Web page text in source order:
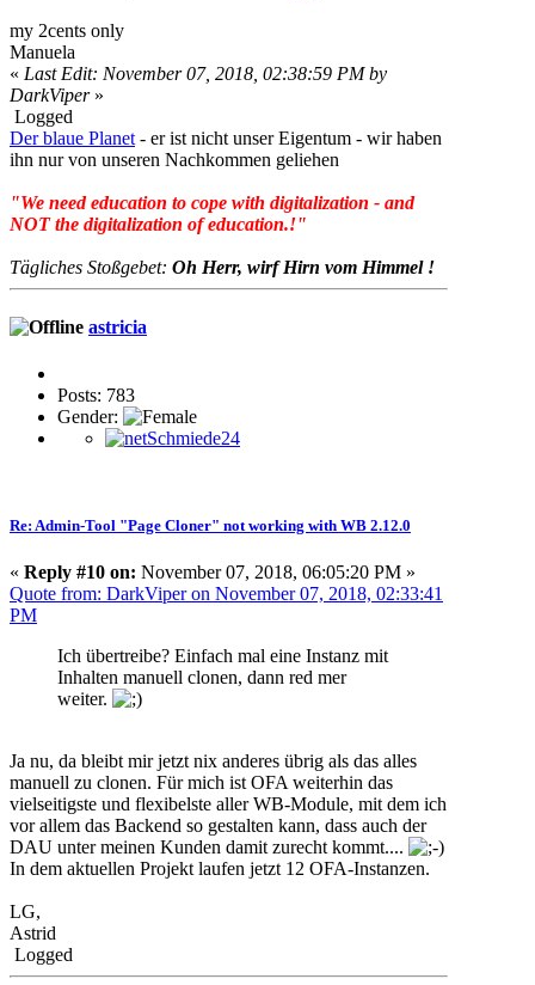
my 2cents only
Manuela
« Last Edit: November 07, 2018, 02:38:59 PM by
DarkViper»
Logged
Der blaue Planet - er ist nicht unser Eigentum - wir haben
ihn nur von unseren Nachkommen geliehen
"We need education to cope with digitalization - and
NOT the digitalization of education.!"
Tägliches Stoßgebet: Oh Herr, wirf Hirn vom Himmel !
astricia
Posts: 783
Gender:
Re: Admin-Tool "Page Cloner" not working with WB 2.12.0
« Reply #10 on: November 07, 2018, 06:05:20 PM »
Quote from: DarkViper on November 07, 2018, 02:33:41
PM
Ich übertreibe? Einfach mal eine Instanz mit
Inhalten manuell clonen, dann red mer
weiter.
Ja nu, da bleibt mir jetzt nix anderes übrig als das alles
manuell zu clonen. Für mich ist OFA weiterhin das
vielseitigste und flexibelste aller WB-Module, mit dem ich
vor allem das Backend so gestalten kann, dass auch der
DAU unter meinen Kunden damit zurecht kommt....
In dem aktuellen Projekt laufen jetzt 12 OFA-Instanzen.
LG,
Astrid
Logged